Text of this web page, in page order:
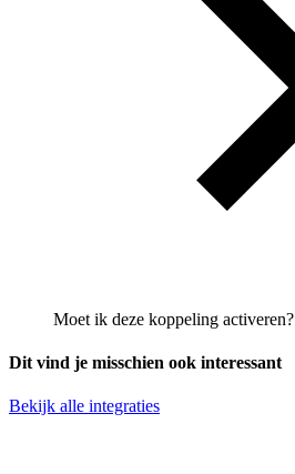
Moet ik deze koppeling activeren?
Dit vind je misschien ook interessant
Bekijk alle integraties